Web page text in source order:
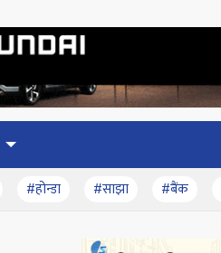
#होन्डा #साझा #बैंक